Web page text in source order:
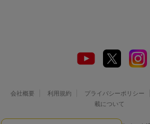
会社概要 利用規約 プライバシーポリシー
載について